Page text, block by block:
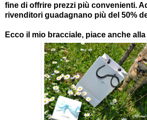
fine di offrire prezzi più convenienti.
rivenditori guadagnano più del 50%
Ecco il mio bracciale, piace anche